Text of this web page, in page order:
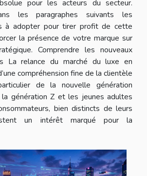
pour les acteurs du secteur.
les paragraphes suivants les
à adopter pour tirer profit de cette
la présence de votre marque sur
Comprendre les nouveaux
La relance du marché du luxe en
compréhension fine de la clientèle
de la nouvelle génération
génération Z et les jeunes adultes
bien distincts de leurs
un intérêt marqué pour la